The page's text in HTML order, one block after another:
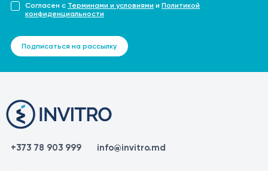
Согласен с Терминами и условиями и Политикой
конфиденциальности
Подписаться на рассылку
+373 78 903 999 info@invitro.md